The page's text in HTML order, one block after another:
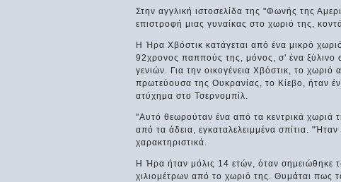
Στην αγγλική ιστοσελίδα της "Φωνής της
επιστροφή μιας γυναίκας στο χωριό της,
Η Ήρα Χβόστικ κατάγεται από ένα μικρό
92χρονος παππούς της, μόνος, σ' ένα ξύλινο
γενιών. Για την οικογένεια Χβόστικ, το
πρωτεύουσα της Ουκρανίας, το Κίεβο, ήταν
ατύχημα στο Τσερνομπίλ.
"Αυτό θεωρούταν ένα από τα κεντρικά χωριά
από τα άδεια, εγκαταλελειμμένα σπίτια.
χαρακτηριστικά.
Η Ήρα ήταν μόλις 14 ετών, όταν σημειώθηκε
χιλιομέτρων από το χωριό της. Θυμάται πως